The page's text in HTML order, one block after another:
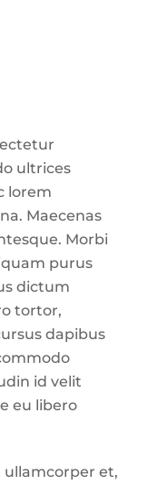
ultrices
lorem
Maecenas
Morbi
purus
dictum
tortor,
dapibus
id velit
eu libero
ullamcorper et,